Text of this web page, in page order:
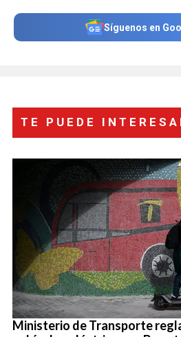
Síguenos en
TE PUEDE
Ministerio de Transporte